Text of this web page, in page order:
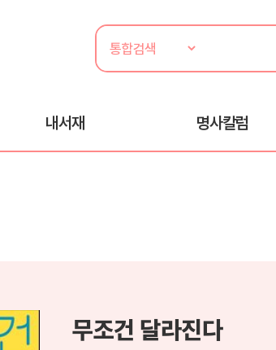
내서재 명사칼럼
무조건 달라진다